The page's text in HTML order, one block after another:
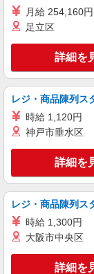
派遣社員
株式会社綜合キャ
キー
株式会社テクノ・
キー
月給 254,160円
足立区
詳細を
レジ・商品陳列ス
時給 1,120円
神戸市垂水区
詳細を
レジ・商品陳列ス
時給 1,300円
大阪市中央区
詳細を